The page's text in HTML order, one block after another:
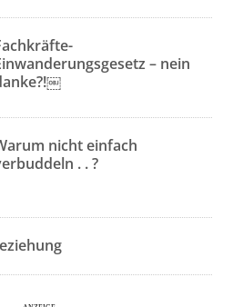
– nein
nicht einfach
. . ?